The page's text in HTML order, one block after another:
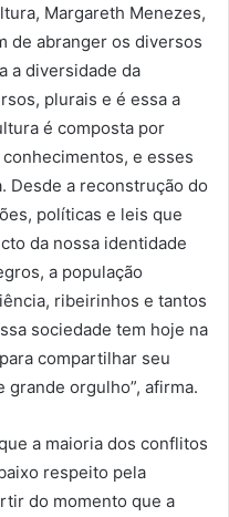
Margareth Menezes,
de abranger os diversos
a diversidade da
plurais e é essa a
é composta por
e esses
Desde a reconstrução do
políticas e leis que
da nossa identidade
a população
ribeirinhos e tantos
sociedade tem hoje na
compartilhar seu
orgulho”, afirma.
a maioria dos conflitos
respeito pela
do momento que a